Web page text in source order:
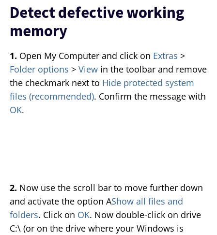
Detect defective working
memory
1. Open My Computer and click on Extras >
Folder options > View in the toolbar and remove
the checkmark next to Hide protected system
files (recommended). Confirm the message with
OK.
2. Now use the scroll bar to move further down
and activate the option AShow all files and
folders. Click on OK. Now double-click on drive
C:\ (or on the drive where your Windows is